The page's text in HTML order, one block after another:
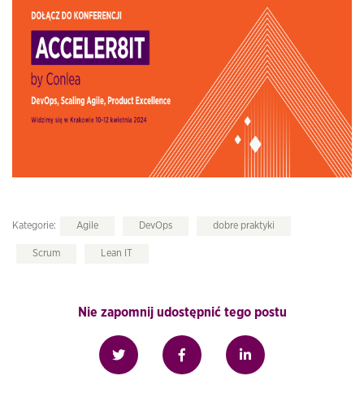
Kategorie: Agile DevOps dobre praktyki
Scrum Lean IT
Nie zapomnij udostępnić tego postu